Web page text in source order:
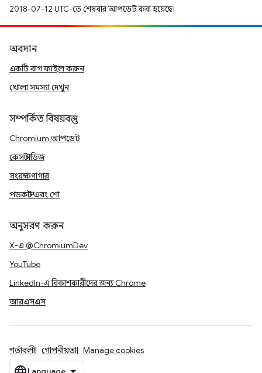
2018-07-12 UTC-তে শেষবার আপডেট করা হয়েছে।
অবদান
একটি বাগ ফাইল করুন
খোলা সমস্যা দেখুন
সম্পর্কিত বিষয়বস্তু
Chromium আপডেট
কেস স্টাডিজ
সংরক্ষণাগার
পডকাস্ট এবং শো
অনুসরণ করুন
X-এ @ChromiumDev
YouTube
LinkedIn-এ বিকাশকারীদের জন্য Chrome
আরএসএস
শর্তাবলী গোপনীয়তা Manage cookies